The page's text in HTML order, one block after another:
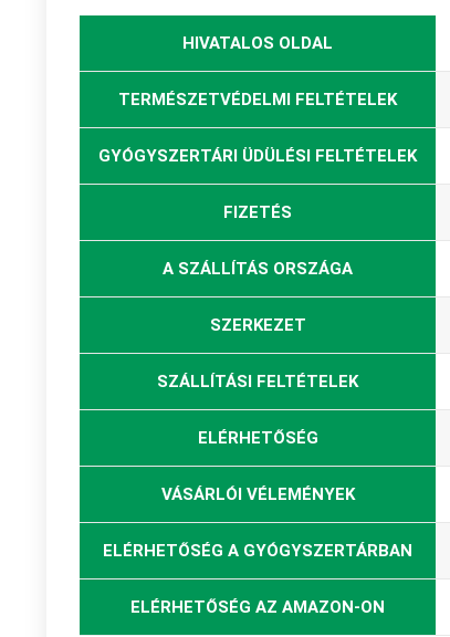
HIVATALOS OLDAL
TERMÉSZETVÉDELMI FELTÉTELEK
GYÓGYSZERTÁRI ÜDÜLÉSI FELTÉTELEK
FIZETÉS
A SZÁLLÍTÁS ORSZÁGA
SZERKEZET
SZÁLLÍTÁSI FELTÉTELEK
ELÉRHETŐSÉG
VÁSÁRLÓI VÉLEMÉNYEK
ELÉRHETŐSÉG A GYÓGYSZERTÁRBAN
ELÉRHETŐSÉG AZ AMAZON-ON